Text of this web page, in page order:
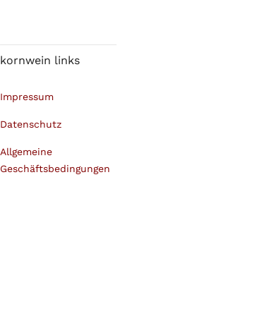
kornwein links
Impressum
Datenschutz
Allgemeine
Geschäftsbedingungen